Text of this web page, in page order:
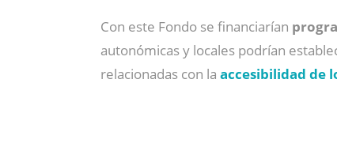
Con este Fondo se financiarían
autonómicas y locales podrían
relacionadas con la accesibilidad de